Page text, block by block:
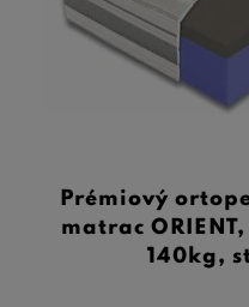
Prémiový
matrac
140kg,